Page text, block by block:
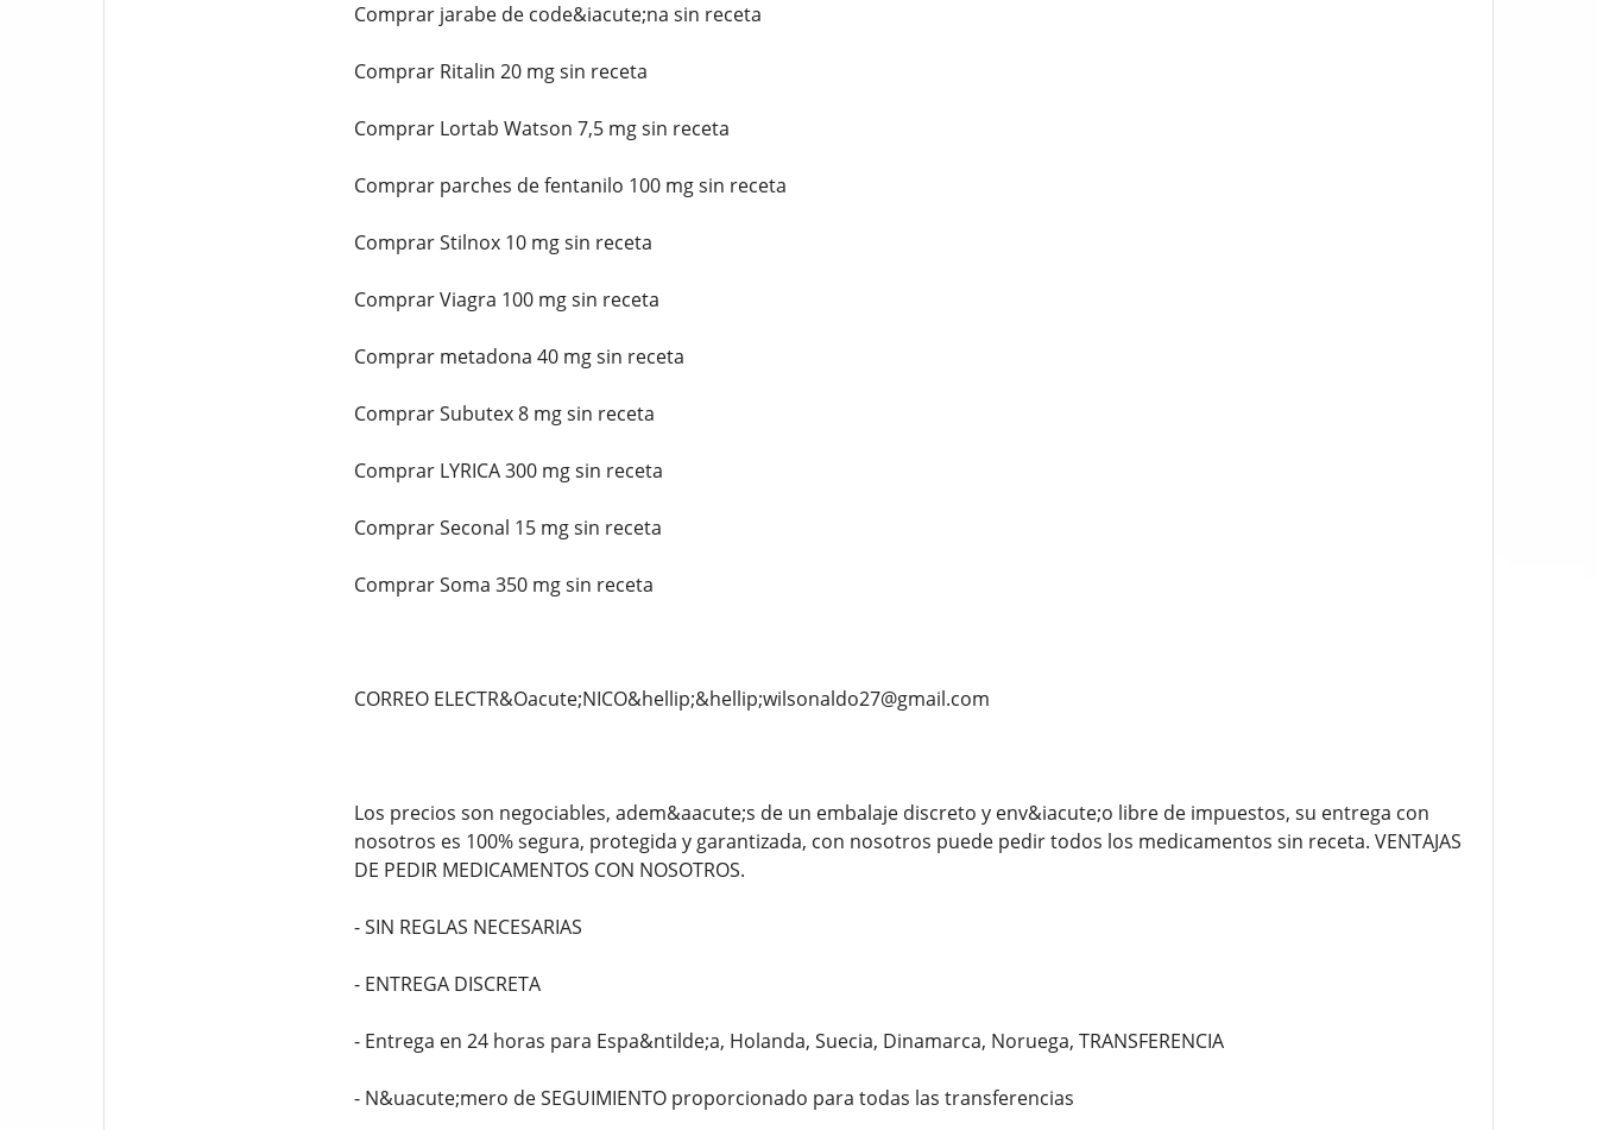
Comprar jarabe de code&iacute;na sin receta
Comprar Ritalin 20 mg sin receta
Comprar Lortab Watson 7,5 mg sin receta
Comprar parches de fentanilo 100 mg sin receta
Comprar Stilnox 10 mg sin receta
Comprar Viagra 100 mg sin receta
Comprar metadona 40 mg sin receta
Comprar Subutex 8 mg sin receta
Comprar LYRICA 300 mg sin receta
Comprar Seconal 15 mg sin receta
Comprar Soma 350 mg sin receta
CORREO ELECTR&Oacute;NICO&hellip;&hellip;wilsonaldo27@gmail.com
Los precios son negociables, adem&aacute;s de un embalaje discreto y env&iacute;o libre de impuestos, su entrega con
nosotros es 100% segura, protegida y garantizada, con nosotros puede pedir todos los medicamentos sin receta. VENTAJAS
DE PEDIR MEDICAMENTOS CON NOSOTROS.
- SIN REGLAS NECESARIAS
- ENTREGA DISCRETA
- Entrega en 24 horas para Espa&ntilde;a, Holanda, Suecia, Dinamarca, Noruega, TRANSFERENCIA
- N&uacute;mero de SEGUIMIENTO proporcionado para todas las transferencias